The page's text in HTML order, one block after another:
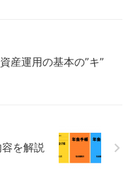
産運用の基本の”キ”
を解説